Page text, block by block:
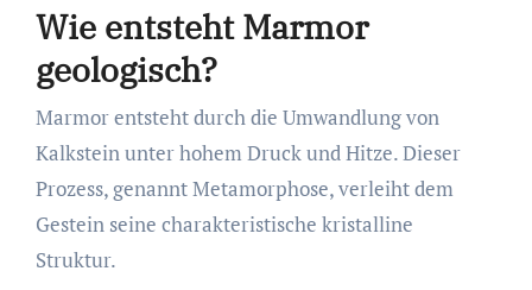
Wie entsteht Marmor
geologisch?
Marmor entsteht durch die Umwandlung von
Kalkstein unter hohem Druck und Hitze. Dieser
Prozess, genannt Metamorphose, verleiht dem
Gestein seine charakteristische kristalline
Struktur.